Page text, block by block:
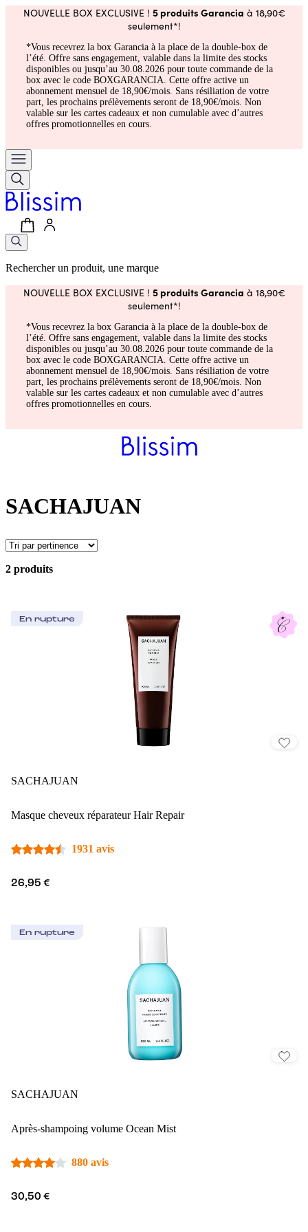
NOUVELLE BOX EXCLUSIVE ! 5 produits Garancia à 18,90€
seulement*!
*Vous recevrez la box Garancia à la place de la double-box de
l’été. Offre sans engagement, valable dans la limite des stocks
disponibles ou jusqu’au 30.08.2026 pour toute commande de la
box avec le code BOXGARANCIA. Cette offre active un
abonnement mensuel de 18,90€/mois. Sans résiliation de votre
part, les prochains prélèvements seront de 18,90€/mois. Non
valable sur les cartes cadeaux et non cumulable avec d’autres
offres promotionnelles en cours.
Rechercher un produit, une marque
NOUVELLE BOX EXCLUSIVE ! 5 produits Garancia à 18,90€
seulement*!
*Vous recevrez la box Garancia à la place de la double-box de
l’été. Offre sans engagement, valable dans la limite des stocks
disponibles ou jusqu’au 30.08.2026 pour toute commande de la
box avec le code BOXGARANCIA. Cette offre active un
abonnement mensuel de 18,90€/mois. Sans résiliation de votre
part, les prochains prélèvements seront de 18,90€/mois. Non
valable sur les cartes cadeaux et non cumulable avec d’autres
offres promotionnelles en cours.
SACHAJUAN
2 produits
En rupture
SACHAJUAN
Masque cheveux réparateur Hair Repair
1931 avis
26,95 €
En rupture
SACHAJUAN
Après-shampoing volume Ocean Mist
880 avis
30,50 €